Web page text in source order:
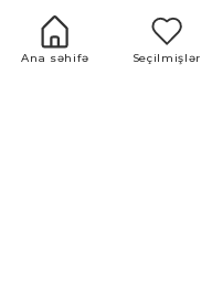
Ana səhifə Seçilmişlər
3 otaqlı
4 otaqlı
5 otaqlı